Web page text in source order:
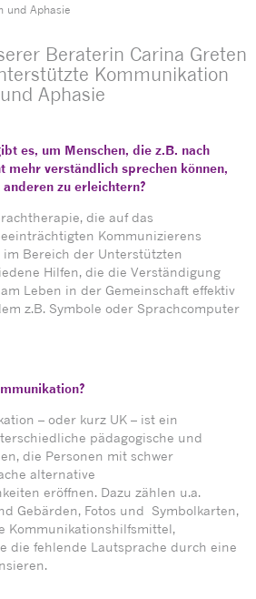
und Aphasie
Beraterin Carina Greten
Kommunikation
und Aphasie
es, um Menschen, die z.B. nach
mehr verständlich sprechen können,
zu erleichtern?
die auf das
Kommunizierens
Bereich der Unterstützten
Hilfen, die die Verständigung
Leben in der Gemeinschaft effektiv
z.B. Symbole oder Sprachcomputer
– oder kurz UK – ist ein
pädagogische und
die Personen mit schwer
alternative
eröffnen. Dazu zählen u.a.
Gebärden, Fotos und Symbolkarten,
Kommunikationshilfsmittel,
die fehlende Lautsprache durch eine